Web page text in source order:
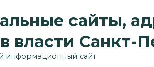
сайты,
власти Санкт-
информационный сайт